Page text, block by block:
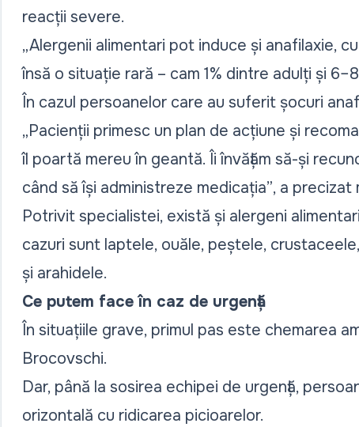
reacții severe.
„Alergenii alimentari pot induce și anafilaxie,
însă o situație rară – cam 1% dintre adulți și
În cazul persoanelor care au suferit șocuri
„Pacienții primesc un plan de acțiune și
îl poartă mereu în geantă. Îi învățăm să-și
când să își administreze medicația”, a precizat
Potrivit specialistei, există și alergeni
cazuri sunt laptele, ouăle, peștele,
și arahidele.
Ce putem face în caz de urgență
În situațiile grave, primul pas este chemarea
Brocovschi.
Dar, până la sosirea echipei de urgență,
orizontală cu ridicarea picioarelor.